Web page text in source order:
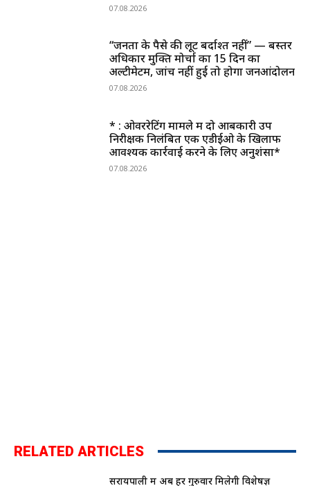
07.08.2026
“जनता के पैसे की लूट बर्दाश्त नहीं” — बस्तर
अधिकार मुक्ति मोर्चा का 15 दिन का
अल्टीमेटम, जांच नहीं हुई तो होगा जनआंदोलन
07.08.2026
* : ओवररेटिंग मामले में दो आबकारी उप
निरीक्षक निलंबित एक एडीईओ के खिलाफ
आवश्यक कार्रवाई करने के लिए अनुशंसा*
07.08.2026
RELATED ARTICLES
सरायपाली में अब हर गुरुवार मिलेगी विशेषज्ञ